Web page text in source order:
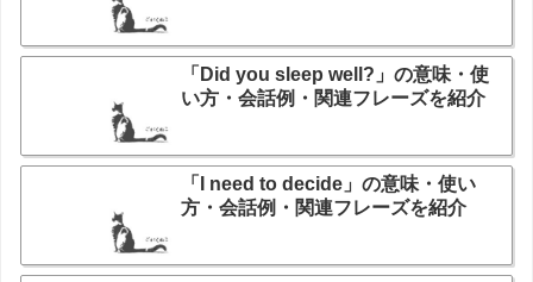
「Did you sleep well?」の意味・使
い方・会話例・関連フレーズを紹介
「I need to decide」の意味・使い
方・会話例・関連フレーズを紹介